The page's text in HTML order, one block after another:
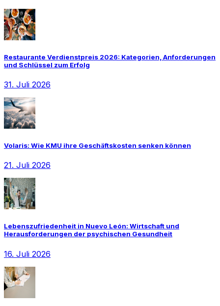
Restaurante Verdienstpreis 2026: Kategorien, Anforderungen
und Schlüssel zum Erfolg
31. Juli 2026
Volaris: Wie KMU ihre Geschäftskosten senken können
21. Juli 2026
Lebenszufriedenheit in Nuevo León: Wirtschaft und
Herausforderungen der psychischen Gesundheit
16. Juli 2026